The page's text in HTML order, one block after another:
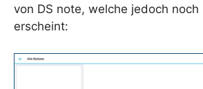
von DS note, welche jedoch noch
erscheint: